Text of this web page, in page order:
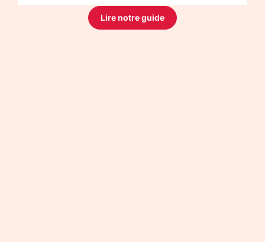
Lire notre guide